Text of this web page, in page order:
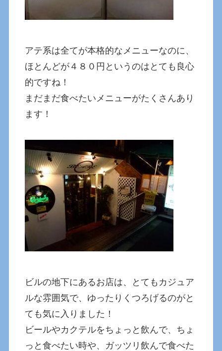
アテ系は全てが本格的なメニューなのに、
ほとんどが４８０円というのはとても良心
的ですね！
まだまだ食べたいメニューがたくさんあり
ます！
ビルの地下にあるお店は、とてもカジュア
ルな雰囲気で、ゆったりくつろげるのがと
ても気に入りました！
ビールやカクテルをちょっと飲んで、ちょ
っと食べたい時や、ガッツリ飲んで食べた